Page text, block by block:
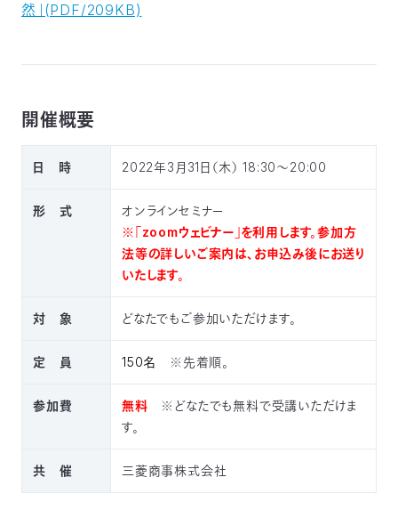
表）
3553-
0139
然」(PDF/209KB)
開催概要
日 時 2022年3月31日（木） 18:30～20:00
形 式
オンラインセミナー
※「zoomウェビナー」を利用します。参加方
法等の詳しいご案内は、お申込み後にお送り
いたします。
対 象 どなたでもご参加いただけます。
定 員 150名 ※先着順。
参加費 無料 ※どなたでも無料で受講いただけま
す。
共 催 三菱商事株式会社